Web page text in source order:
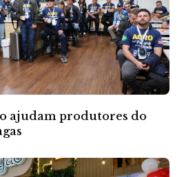
ajudam produtores do